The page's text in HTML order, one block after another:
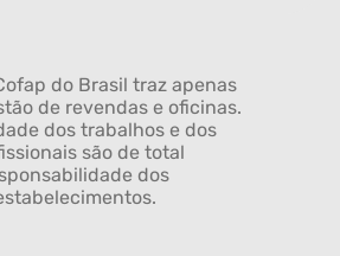
do Brasil traz apenas
de revendas e oficinas.
dos trabalhos e dos
são de total
dos